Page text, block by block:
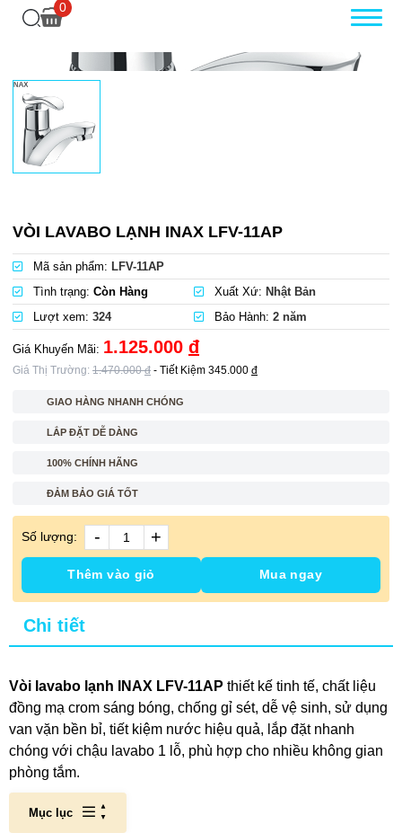
0
VÒI LAVABO LẠNH INAX LFV-11AP
Mã sản phẩm: LFV-11AP
Tình trạng: Còn Hàng Xuất Xứ: Nhật Bản
Lượt xem: 324 Bảo Hành: 2 năm
Giá Khuyến Mãi: 1.125.000 đ
Giá Thị Trường: 1.470.000đ - Tiết Kiệm 345.000 đ
GIAO HÀNG NHANH CHÓNG
LẮP ĐẶT DỄ DÀNG
100% CHÍNH HÃNG
ĐẢM BẢO GIÁ TỐT
Số lượng: - +
Thêm vào giỏ Mua ngay
Chi tiết
Vòi lavabo lạnh INAX LFV-11AP thiết kế tinh tế, chất liệu
đồng mạ crom sáng bóng, chống gỉ sét, dễ vệ sinh, sử dụng
van vặn bền bỉ, tiết kiệm nước hiệu quả, lắp đặt nhanh
chóng với chậu lavabo 1 lỗ, phù hợp cho nhiều không gian
phòng tắm.
Mục lục